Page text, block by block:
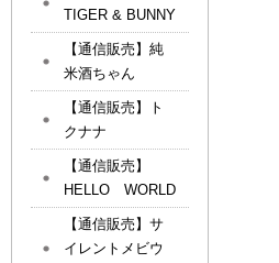
TIGER & BUNNY
【通信販売】純
米酒ちゃん
【通信販売】ト
クナナ
【通信販売】
HELLO WORLD
【通信販売】サ
イレントメビウ